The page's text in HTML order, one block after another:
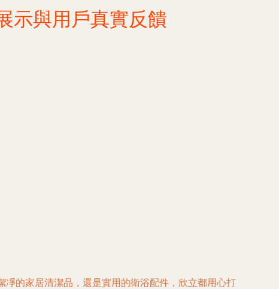
示與用戶真實反饋
的家居清潔品，還是實用的衛浴配件，欣立都用心打